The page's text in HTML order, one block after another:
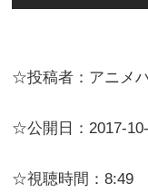
☆投稿者：アニメ
☆公開日：2017-
☆視聴時間：8:49